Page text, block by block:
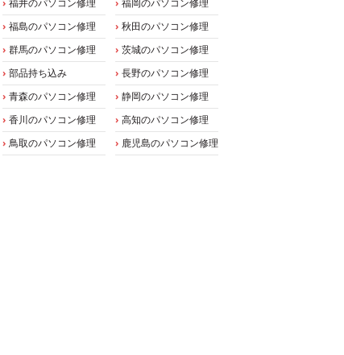
福井のパソコン修理
福岡のパソコン修理
福島のパソコン修理
秋田のパソコン修理
群馬のパソコン修理
茨城のパソコン修理
部品持ち込み
長野のパソコン修理
青森のパソコン修理
静岡のパソコン修理
香川のパソコン修理
高知のパソコン修理
鳥取のパソコン修理
鹿児島のパソコン修理